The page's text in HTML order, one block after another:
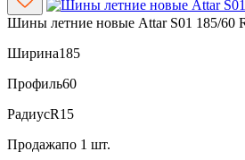
Шины летние новые Attar S01 185/60
Ширина185
Профиль60
РадиусR15
Продажапо 1 шт.